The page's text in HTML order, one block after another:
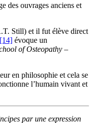
des ouvrages anciens et
Still) et il fut élève direct
[14] évoque un
of Osteopathy –
en philosophie et cela se
l’humain vivant et
par une expression